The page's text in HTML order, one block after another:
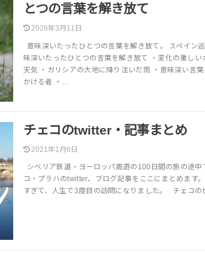
とつの言葉を解き放て
2026年3月11日
意味深いたったひとつの言葉を解き放て。 スペイン
味深いたったひとつの言葉を解き放て ・変化の激しい
天気 ・ガリシアの大地に降り注いだ雨 ・意味深い言
かける者 ・…
チェコのtwitter・記事まとめ
2021年1月6日
シベリア鉄道・ヨーロッパ周遊の100日間の旅の途中
コ・プラハのtwitter、ブログ記事をここにまとめます
すぎて、人生で3度目の訪問になりました。 チェコ